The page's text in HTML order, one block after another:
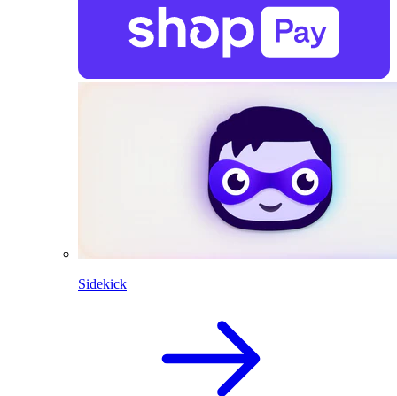
Sidekick